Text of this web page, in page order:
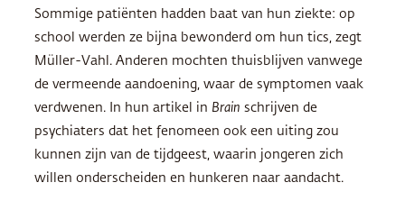
Sommige patiënten hadden baat van hun ziekte: op
school werden ze bijna bewonderd om hun tics, zegt
Müller-Vahl. Anderen mochten thuisblijven vanwege
de vermeende aandoening, waar de symptomen vaak
verdwenen. In hun artikel in Brain schrijven de
psychiaters dat het fenomeen ook een uiting zou
kunnen zijn van de tijdgeest, waarin jongeren zich
willen onderscheiden en hunkeren naar aandacht.